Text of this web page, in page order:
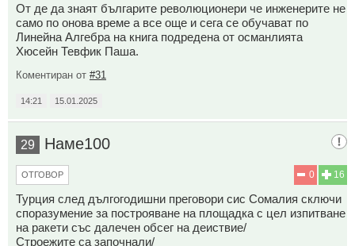
От де да знаят българите революционери че инженерите не
само по онова време а все още и сега се обучават по
Линейна Алгебра на книга подредена от османлията
Хюсейн Тевфик Паша.
Коментиран от #31
14:21 15.01.2025
29 Наме100
16
0
ОТГОВОР
Турция след дългогодишни преговори сис Сомалия сключи
споразумение за построяване на площадка с цел изпитване
на ракети със далечен обсег на деиствие/
Строежите са започнали/